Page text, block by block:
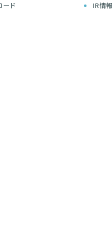
ード
IR情報